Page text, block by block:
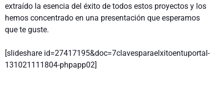
extraído la esencia del éxito de todos estos proyectos y los
hemos concentrado en una presentación que esperamos
que te guste.
[slideshare id=27417195&doc=7clavesparaelxitoentuportal-
131021111804-phpapp02]